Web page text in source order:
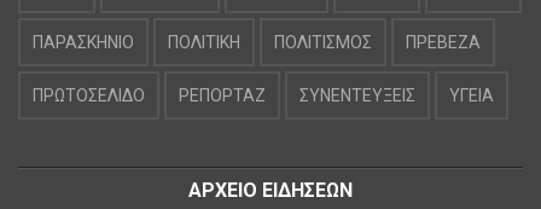
ΠΑΡΑΣΚΗΝΙΟ ΠΟΛΙΤΙΚΗ ΠΟΛΙΤΙΣΜΟΣ ΠΡΕΒΕΖΑ
ΠΡΩΤΟΣΕΛΙΔΟ ΡΕΠΟΡΤΑΖ ΣΥΝΕΝΤΕΥΞΕΙΣ ΥΓΕΙΑ
ΑΡΧΕΙΟ ΕΙΔΗΣΕΩΝ